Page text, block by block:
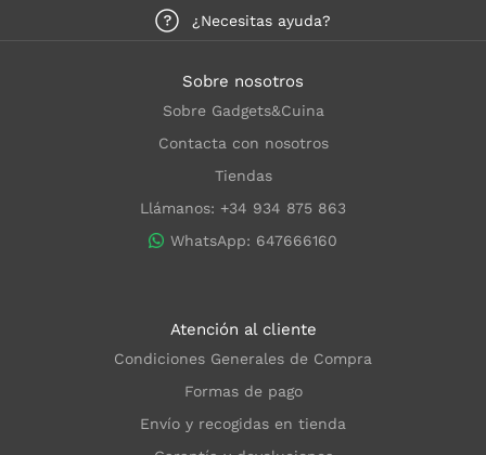
¿Necesitas ayuda?
Sobre nosotros
Sobre Gadgets&Cuina
Contacta con nosotros
Tiendas
Llámanos: +34 934 875 863
WhatsApp: 647666160
Atención al cliente
Condiciones Generales de Compra
Formas de pago
Envío y recogidas en tienda